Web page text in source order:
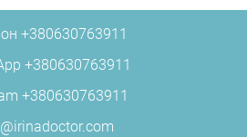
+380630763911
+380630763911
+380630763911